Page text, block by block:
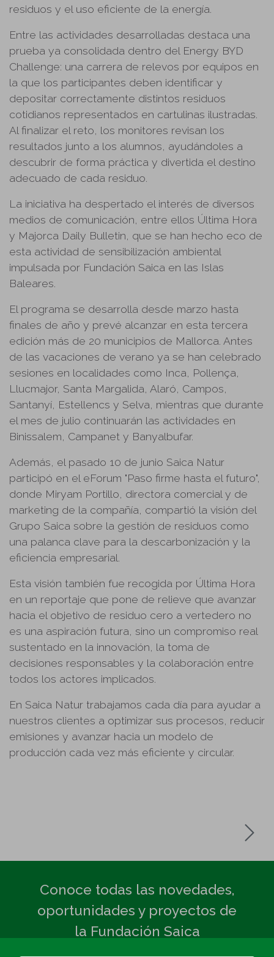
residuos y el uso eficiente de la energía.
Entre las actividades desarrolladas destaca una
prueba ya consolidada dentro del Energy BYD
Challenge: una carrera de relevos por equipos en
la que los participantes deben identificar y
depositar correctamente distintos residuos
cotidianos representados en cartulinas ilustradas.
Al finalizar el reto, los monitores revisan los
resultados junto a los alumnos, ayudándoles a
descubrir de forma práctica y divertida el destino
adecuado de cada residuo.
La iniciativa ha despertado el interés de diversos
medios de comunicación, entre ellos Última Hora
y Majorca Daily Bulletin, que se han hecho eco de
esta actividad de sensibilización ambiental
impulsada por Fundación Saica en las Islas
Baleares.
El programa se desarrolla desde marzo hasta
finales de año y prevé alcanzar en esta tercera
edición más de 20 municipios de Mallorca. Antes
de las vacaciones de verano ya se han celebrado
sesiones en localidades como Inca, Pollença,
Llucmajor, Santa Margalida, Alaró, Campos,
Santanyí, Estellencs y Selva, mientras que durante
el mes de julio continuarán las actividades en
Binissalem, Campanet y Banyalbufar.
Además, el pasado 10 de junio Saica Natur
participó en el eForum "Paso firme hasta el futuro",
donde Miryam Portillo, directora comercial y de
marketing de la compañía, compartió la visión del
Grupo Saica sobre la gestión de residuos como
una palanca clave para la descarbonización y la
eficiencia empresarial.
Esta visión también fue recogida por Última Hora
en un reportaje que pone de relieve que avanzar
hacia el objetivo de residuo cero a vertedero no
es una aspiración futura, sino un compromiso real
sustentado en la innovación, la toma de
decisiones responsables y la colaboración entre
todos los actores implicados.
En Saica Natur trabajamos cada día para ayudar a
nuestros clientes a optimizar sus procesos, reducir
emisiones y avanzar hacia un modelo de
producción cada vez más eficiente y circular.
Conoce todas las novedades,
oportunidades y proyectos de
la Fundación Saica